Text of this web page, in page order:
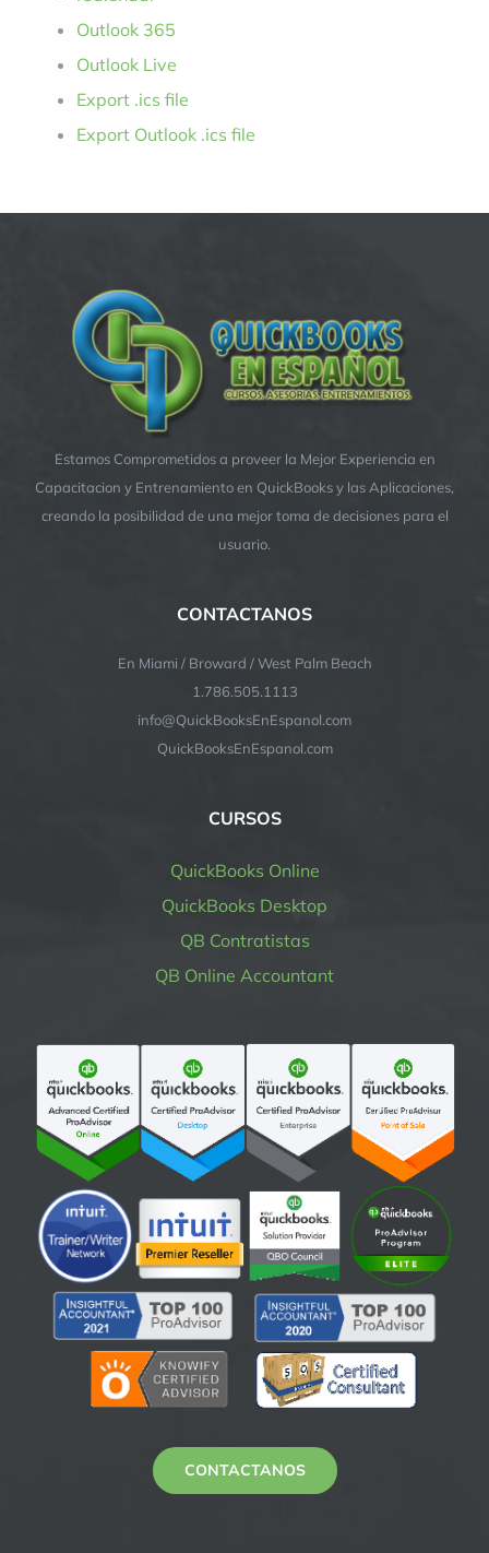
Outlook 365
Outlook Live
Export .ics file
Export Outlook .ics file
Estamos Comprometidos a proveer la Mejor Experiencia en
Capacitacion y Entrenamiento en QuickBooks y las Aplicaciones,
creando la posibilidad de una mejor toma de decisiones para el
usuario.
CONTACTANOS
En Miami / Broward / West Palm Beach
1.786.505.1113
info@QuickBooksEnEspanol.com
QuickBooksEnEspanol.com
CURSOS
QuickBooks Online
QuickBooks Desktop
QB Contratistas
QB Online Accountant
CONTACTANOS